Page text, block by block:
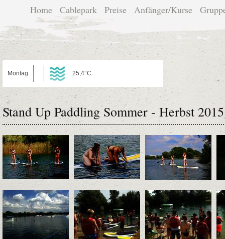
Home Cablepark Preise Anfänger/Kurse
Montag 25,4°C
Stand Up Paddling Sommer - Herbst 2015